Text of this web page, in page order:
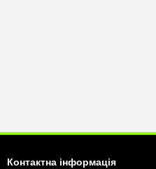
Контактна інформація